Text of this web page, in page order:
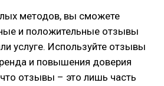
методов, вы сможете
и положительные отзывы
услуге. Используйте отзывы
и повышения доверия
отзывы – это лишь часть